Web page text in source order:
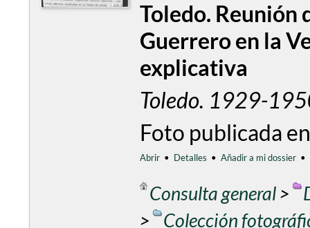
Toledo. Reunión
Guerrero en la
explicativa
Toledo. 1929-
Foto publicada
Abrir • Detalles • Añadir a mi dossier •
Consulta general>
>
Colección